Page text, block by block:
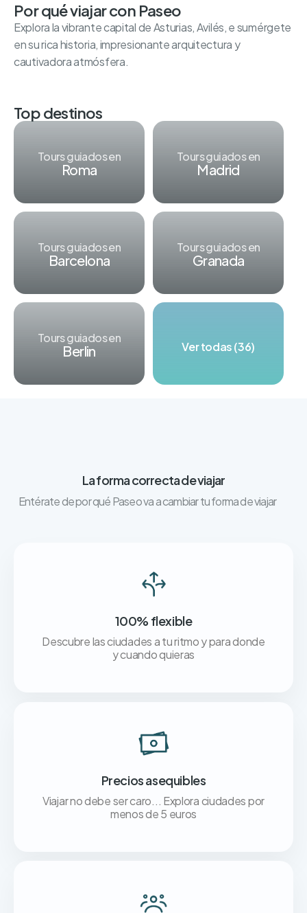
Por qué viajar con Paseo
Explora la vibrante capital de Asturias, Avilés, e sumérgete
en su rica historia, impresionante arquitectura y
cautivadora atmósfera.
Top destinos
Tours guiados en
Roma
Tours guiados en
Madrid
Tours guiados en
Barcelona
Tours guiados en
Granada
Tours guiados en
Berlin Ver todas (36)
La forma correcta de viajar
Entérate de por qué Paseo va a cambiar tu forma de viajar
100% flexible
Descubre las ciudades a tu ritmo y para donde
y cuando quieras
Precios asequibles
Viajar no debe ser caro... Explora ciudades por
menos de 5 euros